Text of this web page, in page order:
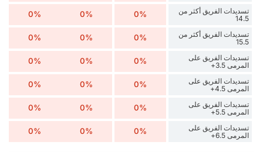
تسديدات الفريق أكثر من
14.5
0%
0%
0%
تسديدات الفريق أكثر من
15.5
0%
0%
0%
تسديدات الفريق على
المرمى 3.5+
0%
0%
0%
تسديدات الفريق على
المرمى 4.5+
0%
0%
0%
تسديدات الفريق على
المرمى 5.5+
0%
0%
0%
تسديدات الفريق على
المرمى 6.5+
0%
0%
0%